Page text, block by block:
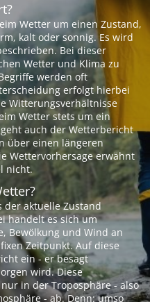
Wetter um einen Zustand,
kalt oder sonnig. Es wird
Bei dieser
Wetter und Klima zu
werden oft
erfolgt hierbei
Witterungsverhältnisse
Wetter stets um ein
auch der Wetterbericht
über einen längeren
Wettervorhersage erwähnt
nicht.
der aktuelle Zustand
handelt es sich um
Bewölkung und Wind an
Zeitpunkt. Auf diese
ein - er besagt
wird. Diese
in der Troposphäre - also
- ab. Denn: umso